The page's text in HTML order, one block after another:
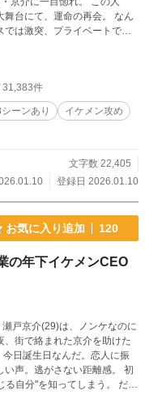
では激突、プライベートでは
メンCEOに堕とされまし
り。
31,383件
ーンあり
イケメン攻め
文字数 22,405
登録日 2026.01.10
お気に入り追加 120
の年下イケメンCEO
戸京介(29)は、ノンケなのに
街で絡まれた京介を助けた
自分"を知ってしまう。 だ